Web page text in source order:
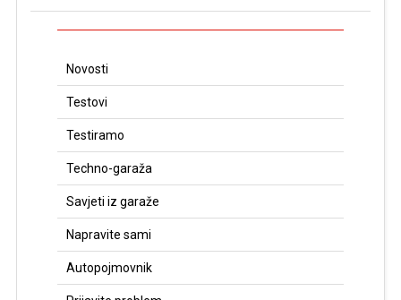
Novosti
Testovi
Testiramo
Techno-garaža
Savjeti iz garaže
Napravite sami
Autopojmovnik